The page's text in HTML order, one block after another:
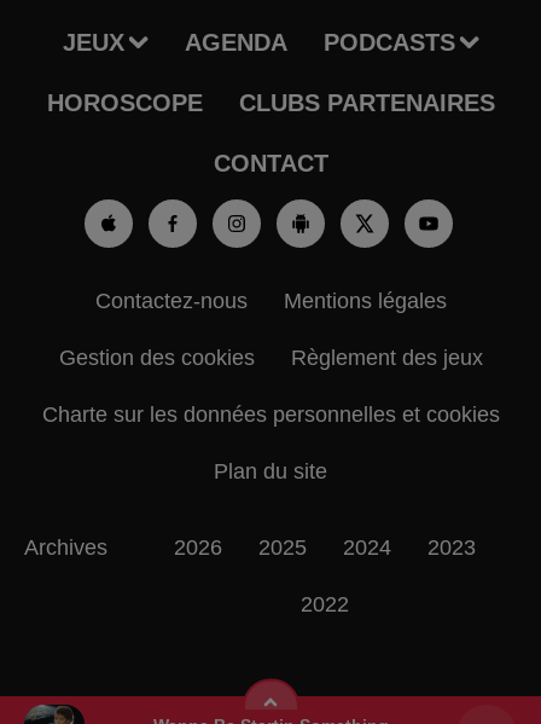
JEUX AGENDA PODCASTS
HOROSCOPE CLUBS PARTENAIRES
CONTACT
Contactez-nous Mentions légales
Gestion des cookies Règlement des jeux
Charte sur les données personnelles et cookies
Plan du site
Archives 2026 2025 2024 2023
2022